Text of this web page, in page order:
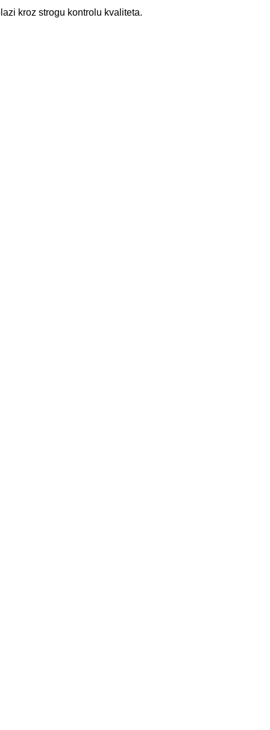
kroz strogu kontrolu kvaliteta.